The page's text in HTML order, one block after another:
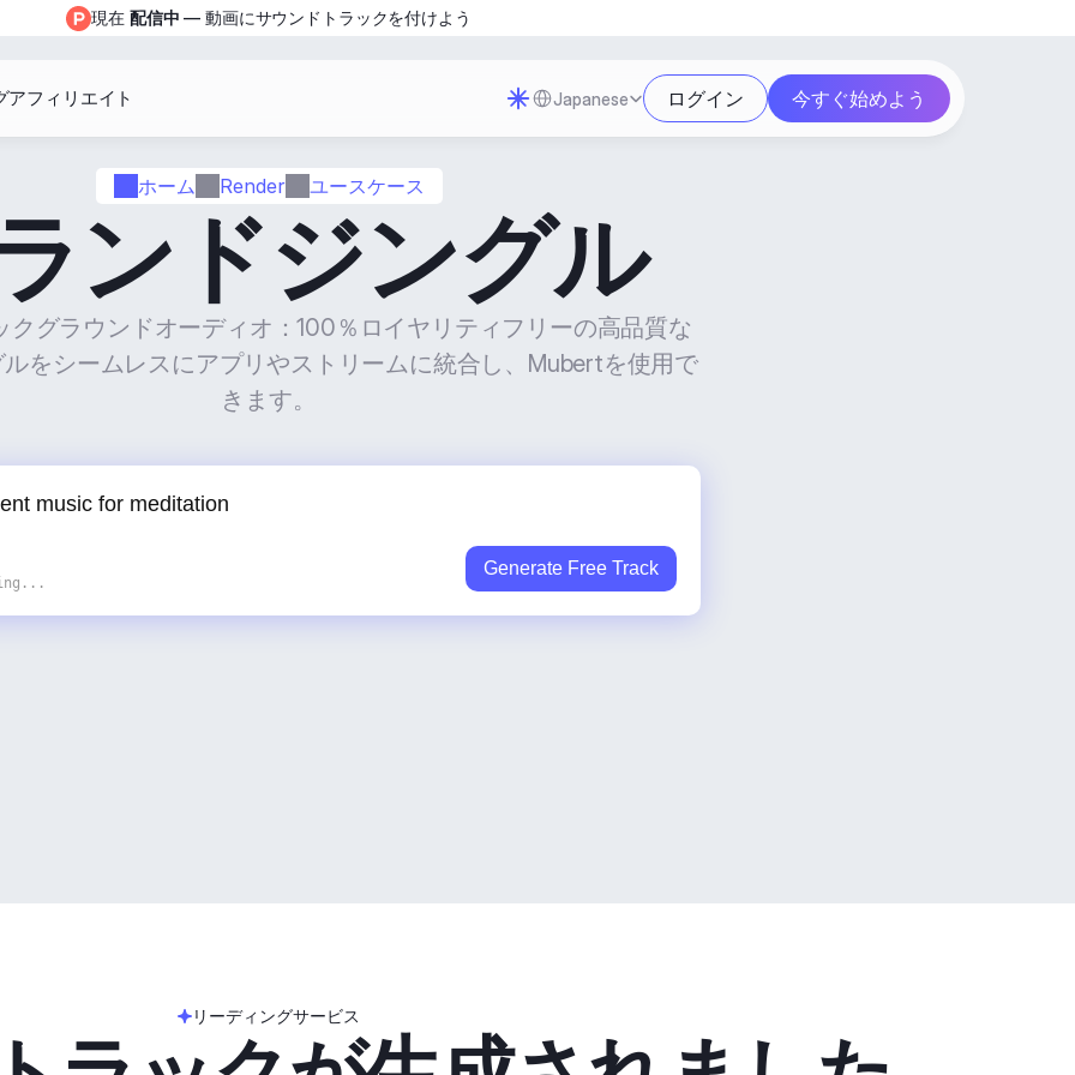
ホーム Render ユースケース
ンドジングル
クグラウンドオーディオ：100％ロイヤリティフリーの高品質な
をシームレスにアプリやストリームに統合し、Mubertを使用で
きます。
Generate Free Track
リーディングサービス
現在 配信中 — 動画にサウンドトラックを付けよう
アフィリエイト Select Language
Japanese ログイン 今すぐ始めよう